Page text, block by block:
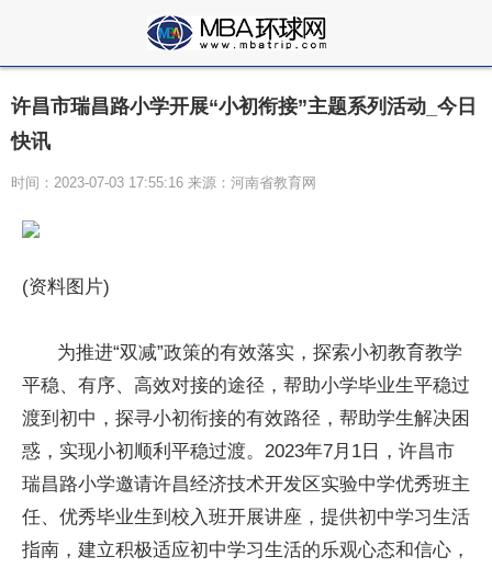
许昌市瑞昌路小学开展“小初衔接”主题系列活动_今日
快讯
时间：2023-07-03 17:55:16 来源：河南省教育网
(资料图片)
为推进“双减”政策的有效落实，探索小初教育教学
平稳、有序、高效对接的途径，帮助小学毕业生平稳过
渡到初中，探寻小初衔接的有效路径，帮助学生解决困
惑，实现小初顺利平稳过渡。2023年7月1日，许昌市
瑞昌路小学邀请许昌经济技术开发区实验中学优秀班主
任、优秀毕业生到校入班开展讲座，提供初中学习生活
指南，建立积极适应初中学习生活的乐观心态和信心，